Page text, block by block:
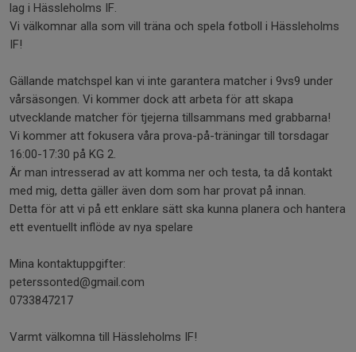
lag i Hässleholms IF.
Vi välkomnar alla som vill träna och spela fotboll i Hässleholms
IF!
Gällande matchspel kan vi inte garantera matcher i 9vs9 under
vårsäsongen. Vi kommer dock att arbeta för att skapa
utvecklande matcher för tjejerna tillsammans med grabbarna!
Vi kommer att fokusera våra prova-på-träningar till torsdagar
16:00-17:30 på KG 2.
Är man intresserad av att komma ner och testa, ta då kontakt
med mig, detta gäller även dom som har provat på innan.
Detta för att vi på ett enklare sätt ska kunna planera och hantera
ett eventuellt inflöde av nya spelare
Mina kontaktuppgifter:
peterssonted@gmail.com
0733847217
Varmt välkomna till Hässleholms IF!